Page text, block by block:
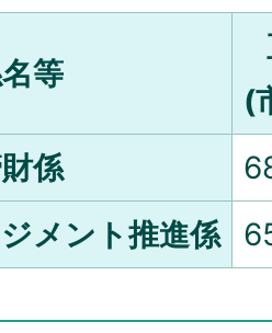
等
(
係
メント推進係